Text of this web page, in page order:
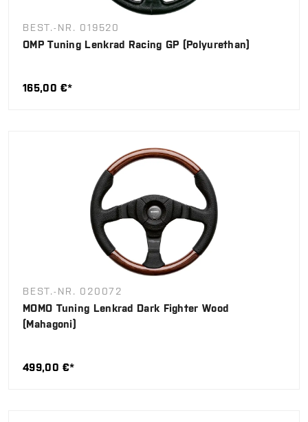
BEST.-NR. 019520
OMP Tuning Lenkrad Racing GP (Polyurethan)
165,00 €*
BEST.-NR. 020072
MOMO Tuning Lenkrad Dark Fighter Wood
(Mahagoni)
499,00 €*